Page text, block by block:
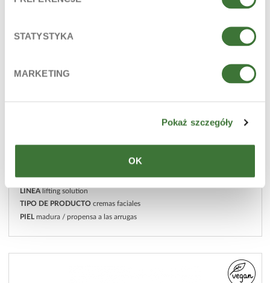
STATYSTYKA
MARKETING
Pokaż szczegóły
OK
LÍNEA lifting solution
TIPO DE PRODUCTO cremas faciales
PIEL madura / propensa a las arrugas